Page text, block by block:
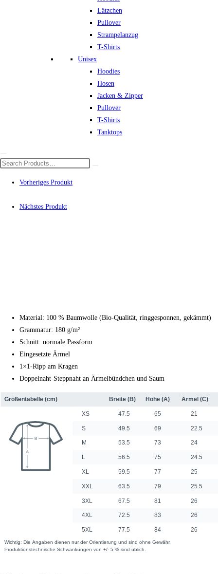
Lätzchen
Pullover
Strampelanzug
T-Shirts
Unisex
Hoodies
Hosen
Jacken & Zipper
Pullover
T-Shirts
Tanktops
Vorheriges Produkt
Nächstes Produkt
Material: 100 % Baumwolle (Bio-Qualität, ringgesponnen, gekämmt)
Grammatur: 180 g/m²
Schnitt: normale Passform
Eingesetzte Ärmel
1×1-Ripp am Kragen
Doppelnaht-Steppnaht an Ärmelbündchen und Saum